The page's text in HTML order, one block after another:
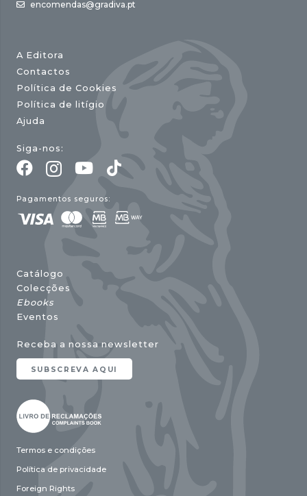
encomendas@gradiva.pt
A Editora
Contactos
Política de Cookies
Política de litígio
Ajuda
Siga-nos:
Pagamentos seguros:
Catálogo
Colecções
Ebooks
Eventos
Receba a nossa newsletter
SUBSCREVA AQUI
Termos e condições
Política de privacidade
Foreign Rights